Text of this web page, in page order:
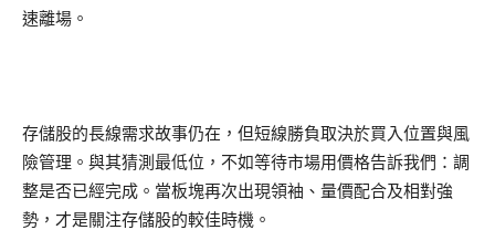
速離場。
存儲股的長線需求故事仍在，但短線勝負取決於買入位置與風
險管理。與其猜測最低位，不如等待市場用價格告訴我們：調
整是否已經完成。當板塊再次出現領袖、量價配合及相對強
勢，才是關注存儲股的較佳時機。